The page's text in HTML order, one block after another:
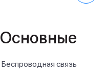
Основные
Беспроводная связь